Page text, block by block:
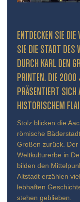
ENTDECKEN SIE DIE
IE DIE STADT DES
URCH KARL DEN
INTEN. DIE 2000
ÄSENTIERT SICH
TORISCHEM FLAIR.
Stolz blicken die
römische
Großen zurück. Der
Weltkulturerbe in
bilden den
Altstadt erzählen
lebhaften
stehen geblieben.